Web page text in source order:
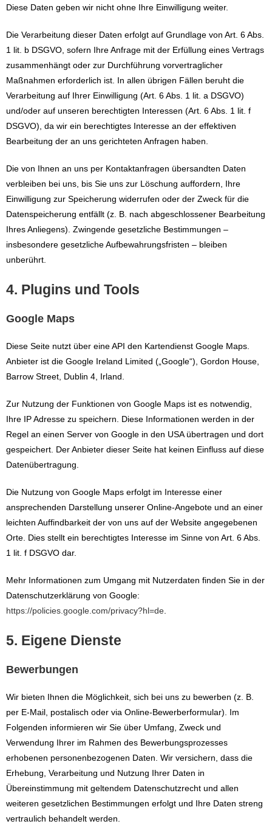
Diese Daten geben wir nicht ohne Ihre Einwilligung weiter.
Die Verarbeitung dieser Daten erfolgt auf Grundlage von Art. 6 Abs.
1 lit. b DSGVO, sofern Ihre Anfrage mit der Erfüllung eines Vertrags
zusammenhängt oder zur Durchführung vorvertraglicher
Maßnahmen erforderlich ist. In allen übrigen Fällen beruht die
Verarbeitung auf Ihrer Einwilligung (Art. 6 Abs. 1 lit. a DSGVO)
und/oder auf unseren berechtigten Interessen (Art. 6 Abs. 1 lit. f
DSGVO), da wir ein berechtigtes Interesse an der effektiven
Bearbeitung der an uns gerichteten Anfragen haben.
Die von Ihnen an uns per Kontaktanfragen übersandten Daten
verbleiben bei uns, bis Sie uns zur Löschung auffordern, Ihre
Einwilligung zur Speicherung widerrufen oder der Zweck für die
Datenspeicherung entfällt (z. B. nach abgeschlossener Bearbeitung
Ihres Anliegens). Zwingende gesetzliche Bestimmungen –
insbesondere gesetzliche Aufbewahrungsfristen – bleiben
unberührt.
4. Plugins und Tools
Google Maps
Diese Seite nutzt über eine API den Kartendienst Google Maps.
Anbieter ist die Google Ireland Limited („Google“), Gordon House,
Barrow Street, Dublin 4, Irland.
Zur Nutzung der Funktionen von Google Maps ist es notwendig,
Ihre IP Adresse zu speichern. Diese Informationen werden in der
Regel an einen Server von Google in den USA übertragen und dort
gespeichert. Der Anbieter dieser Seite hat keinen Einfluss auf diese
Datenübertragung.
Die Nutzung von Google Maps erfolgt im Interesse einer
ansprechenden Darstellung unserer Online-Angebote und an einer
leichten Auffindbarkeit der von uns auf der Website angegebenen
Orte. Dies stellt ein berechtigtes Interesse im Sinne von Art. 6 Abs.
1 lit. f DSGVO dar.
Mehr Informationen zum Umgang mit Nutzerdaten finden Sie in der
Datenschutzerklärung von Google:
https://policies.google.com/privacy?hl=de
5. Eigene Dienste
Bewerbungen
Wir bieten Ihnen die Möglichkeit, sich bei uns zu bewerben (z. B.
per E-Mail, postalisch oder via Online-Bewerberformular). Im
Folgenden informieren wir Sie über Umfang, Zweck und
Verwendung Ihrer im Rahmen des Bewerbungsprozesses
erhobenen personenbezogenen Daten. Wir versichern, dass die
Erhebung, Verarbeitung und Nutzung Ihrer Daten in
Übereinstimmung mit geltendem Datenschutzrecht und allen
weiteren gesetzlichen Bestimmungen erfolgt und Ihre Daten streng
vertraulich behandelt werden.